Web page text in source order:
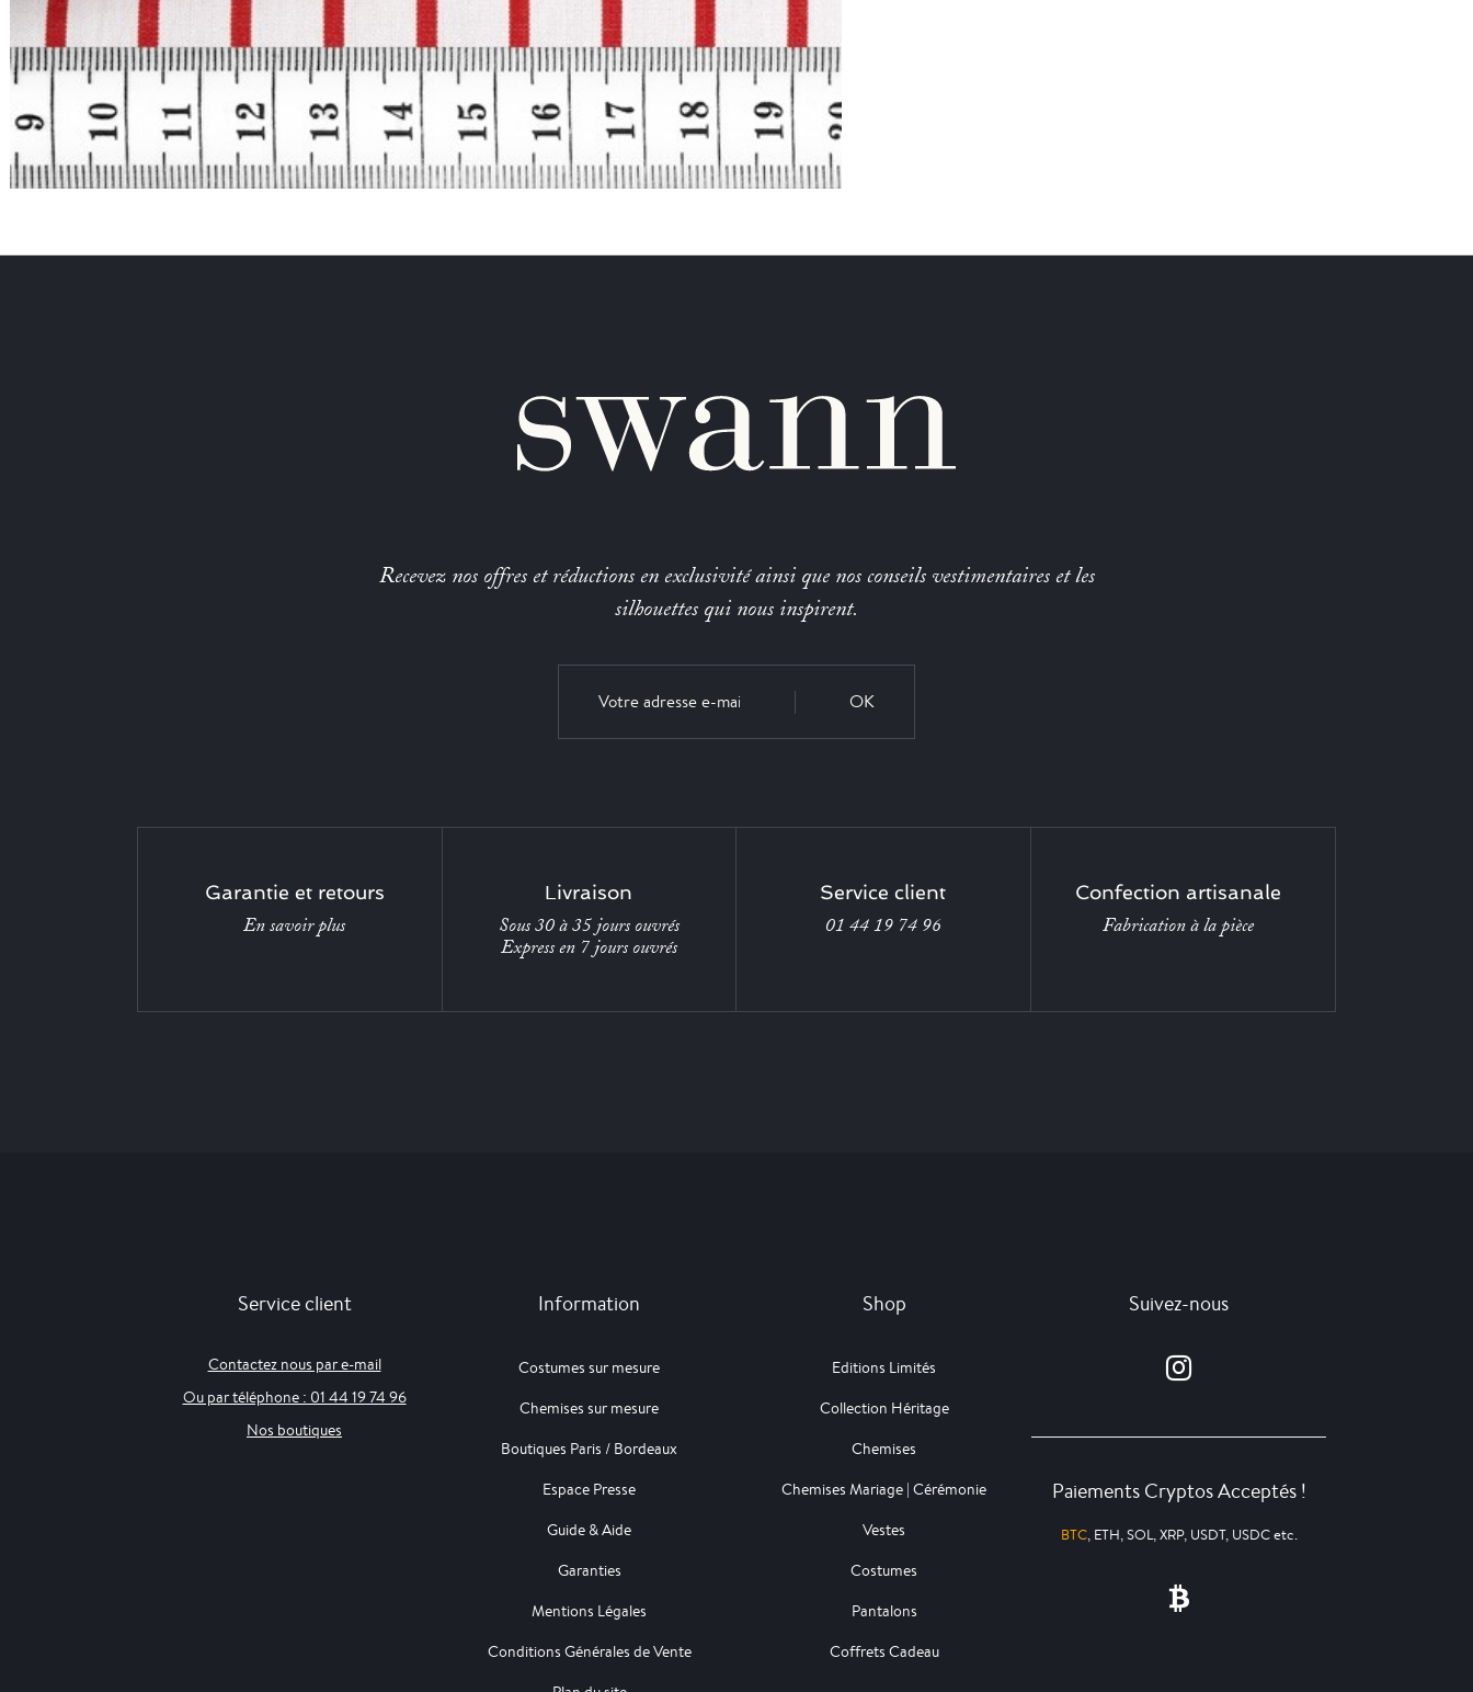
Recevez nos offres et réductions en exclusivité ainsi que nos conseils vestimentaires et les
silhouettes qui nous inspirent.
OK
Garantie et retours
En savoir plus
Livraison
Sous 30 à 35 jours ouvrés
Express en 7 jours ouvrés
Service client
01 44 19 74 96
Confection artisanale
Fabrication à la pièce
Service client
Contactez nous par e-mail
Ou par téléphone : 01 44 19 74 96
Nos boutiques
Information
Costumes sur mesure
Chemises sur mesure
Boutiques Paris / Bordeaux
Espace Presse
Guide & Aide
Garanties
Mentions Légales
Conditions Générales de Vente
Shop
Editions Limités
Collection Héritage
Chemises
Chemises Mariage | Cérémonie
Vestes
Costumes
Pantalons
Coffrets Cadeau
Suivez-nous
Paiements Cryptos Acceptés !
BTC, ETH, SOL, XRP, USDT, USDC etc.